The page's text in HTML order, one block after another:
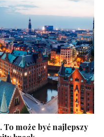
To może być najlepszy